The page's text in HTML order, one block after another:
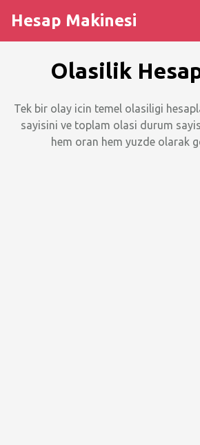
Hesap Makinesi
Olasilik
Tek bir olay icin temel olasiligi
sayisini ve toplam olasi durum
hem oran hem yuzde olarak